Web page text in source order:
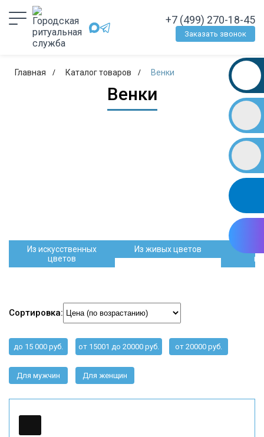
+7 (499) 270-18-45
Заказать звонок
Главная Каталог товаров Венки
Венки
Из искусственных
цветов
Из живых цветов
Сортировка:
до 15 000 руб. от 15001 до 20000 руб. от 20000 руб.
Для мужчин Для женщин